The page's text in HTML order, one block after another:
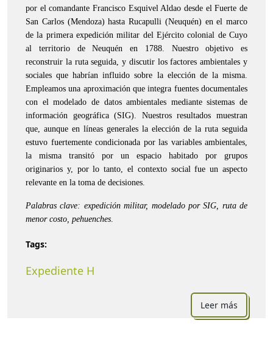
por el comandante Francisco Esquivel Aldao desde el Fuerte de
San Carlos (Mendoza) hasta Rucapulli (Neuquén) en el marco
de la primera expedición militar del Ejército colonial de Cuyo
al territorio de Neuquén en 1788. Nuestro objetivo es
reconstruir la ruta seguida, y discutir los factores ambientales y
sociales que habrían influido sobre la elección de la misma.
Empleamos una aproximación que integra fuentes documentales
con el modelado de datos ambientales mediante sistemas de
información geográfica (SIG). Nuestros resultados muestran
que, aunque en líneas generales la elección de la ruta seguida
estuvo fuertemente condicionada por las variables ambientales,
la misma transitó por un espacio habitado por grupos
originarios y, por lo tanto, el contexto social fue un aspecto
relevante en la toma de decisiones.
Palabras clave: expedición militar, modelado por SIG, ruta de
menor costo, pehuenches.
Tags:
Expediente H
Leer más